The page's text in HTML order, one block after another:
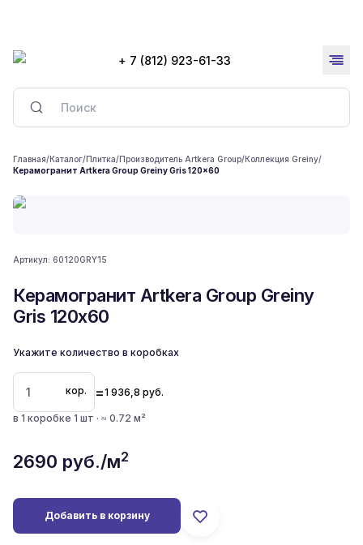
+ 7 (812) 923-61-33
Главная/Каталог/Плитка/Производитель Artkera Group/Коллекция Greiny/
Керамогранит Artkera Group Greiny Gris 120x60
Артикул: 60120GRY15
Керамогранит Artkera Group Greiny
Gris 120x60
Укажите количество в коробках
кор. =1 936,8 руб.
в 1 коробке 1 шт · ≈ 0.72 м²
2690 руб./м2
Добавить в корзину